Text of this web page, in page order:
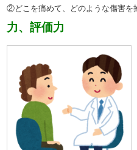
②どこを痛めて、どのような傷害を
力、評価力